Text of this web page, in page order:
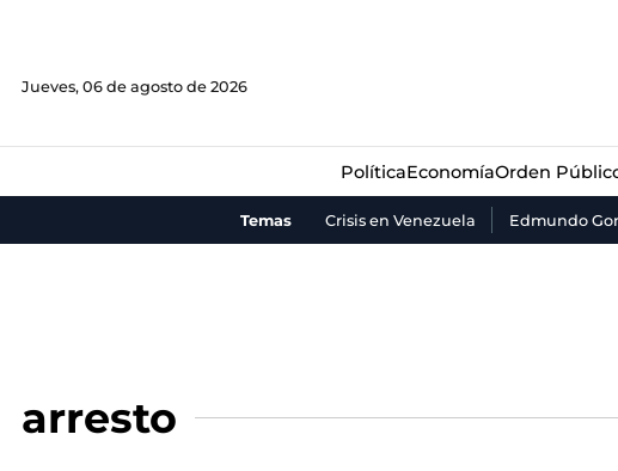
Jueves, 06 de agosto de 2026
PolíticaEconomíaOrden
Temas Crisis en Venezuela Edmundo
arresto